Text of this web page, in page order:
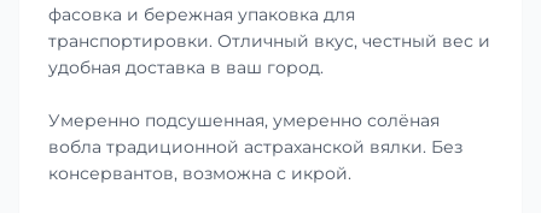
фасовка и бережная упаковка для
транспортировки. Отличный вкус, честный вес и
удобная доставка в ваш город.
Умеренно подсушенная, умеренно солёная
вобла традиционной астраханской вялки. Без
консервантов, возможна с икрой.